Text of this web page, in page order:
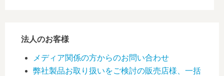
法人のお客様
メディア関係の方からのお問い合わせ
弊社製品お取り扱いをご検討の販売店様、一括